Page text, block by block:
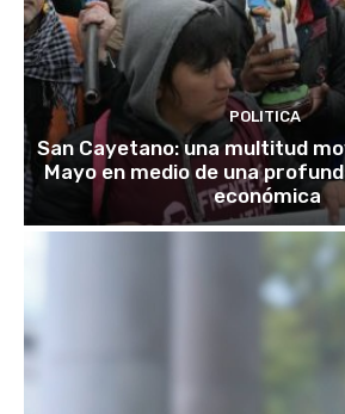
POLITICA
San Cayetano: una multitud
Mayo en medio de una
económica